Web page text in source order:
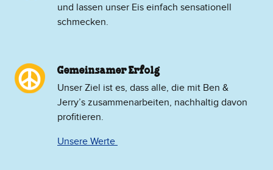
und lassen unser Eis einfach sensationell
schmecken.
Gemeinsamer Erfolg
Unser Ziel ist es, dass alle, die mit Ben &
Jerry’s zusammenarbeiten, nachhaltig davon
profitieren.
Unsere Werte